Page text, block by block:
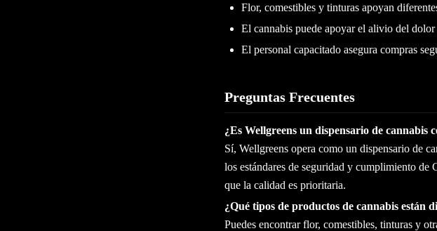
Flor, comestibles y tinturas apoyan
El cannabis puede apoyar el alivio del
El personal capacitado asegura compras
Preguntas Frecuentes
¿Es Wellgreens un dispensario de cannabis
Sí, Wellgreens opera como un dispensario de
los estándares de seguridad y cumplimiento
que la calidad es prioritaria.
¿Qué tipos de productos de cannabis están
Puedes encontrar flor, comestibles, tinturas y